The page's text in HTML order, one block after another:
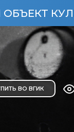
ВО ВГИК